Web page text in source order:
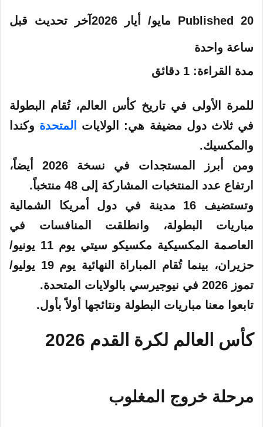
ا
ك
و
ن
Published 20 مايو/ أيار 2026 آخر تحديث قبل
ساعة واحدة
مدة القراءة: 1 دقائق
للمرة الأولى في تاريخ كأس العالم، تُقام البطولة
في ثلاث دول مضيفة هي: الولايات
المتحدة وكندا
والمكسيك.
ومن أبرز المستجدات في نسخة 2026 أيضاً،
ارتفاع عدد المنتخبات المشاركة إلى 48 منتخباً.
وتستضيف 16 مدينة في دول أمريكا الشمالية
مباريات البطولة، وانطلقت المنافسات في
العاصمة المكسيكية مكسيكو سيتي يوم 11
يونيو/
حزيران
، بينما تُقام المباراة النهائية يوم 19 يوليو/
تموز 2026 في نيوجيرسي بالولايات المتحدة.
تابعوا معنا مباريات البطولة ونتائجها أولاً بأول.
كأس العالم لكرة القدم 2026
مرحلة خروج المغلوب